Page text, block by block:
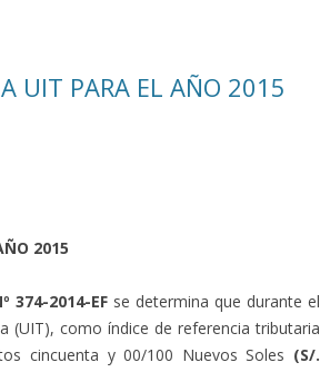
UIT PARA EL AÑO 2015
2015
374-2014-EF se determina que durante el
(UIT), como índice de referencia tributaria
cincuenta y 00/100 Nuevos Soles (S/.